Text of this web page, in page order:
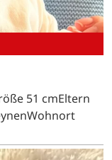
51 cmEltern